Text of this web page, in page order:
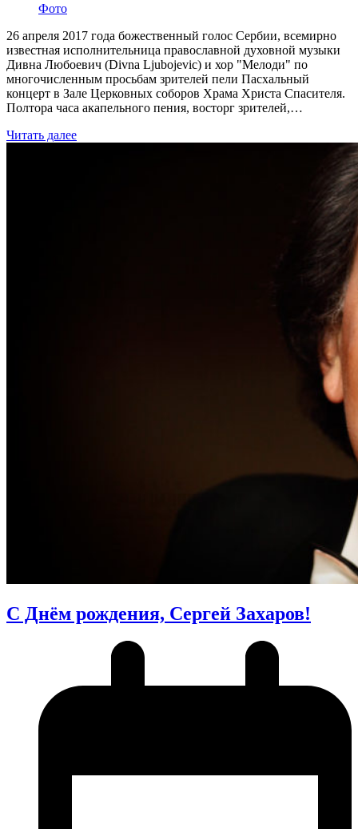
Фото
26 апреля 2017 года божественный голос Сербии, всемирно
известная исполнительница православной духовной музыки
Дивна Любоевич (Divna Ljubojevic) и хор "Мелоди" по
многочисленным просьбам зрителей пели Пасхальный
концерт в Зале Церковных соборов Храма Христа Спасителя.
Полтора часа акапельного пения, восторг зрителей,…
Читать далее
С Днём рождения, Сергей Захаров!